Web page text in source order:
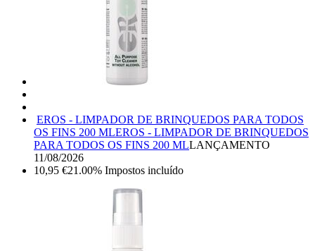
EROS - LIMPADOR DE BRINQUEDOS PARA TODOS
OS FINS 200 MLEROS - LIMPADOR DE BRINQUEDOS
PARA TODOS OS FINS 200 MLLANÇAMENTO
11/08/2026
10,95 €21.00% Impostos incluído